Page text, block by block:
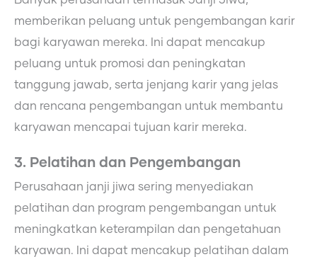
memberikan peluang untuk pengembangan karir
bagi karyawan mereka. Ini dapat mencakup
peluang untuk promosi dan peningkatan
tanggung jawab, serta jenjang karir yang jelas
dan rencana pengembangan untuk membantu
karyawan mencapai tujuan karir mereka.
3. Pelatihan dan Pengembangan
Perusahaan janji jiwa sering menyediakan
pelatihan dan program pengembangan untuk
meningkatkan keterampilan dan pengetahuan
karyawan. Ini dapat mencakup pelatihan dalam